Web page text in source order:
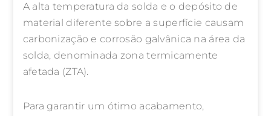
A alta temperatura da solda e o depósito de
material diferente sobre a superfície causam
carbonização e corrosão galvânica na área da
solda, denominada zona termicamente
afetada (ZTA).
Para garantir um ótimo acabamento,